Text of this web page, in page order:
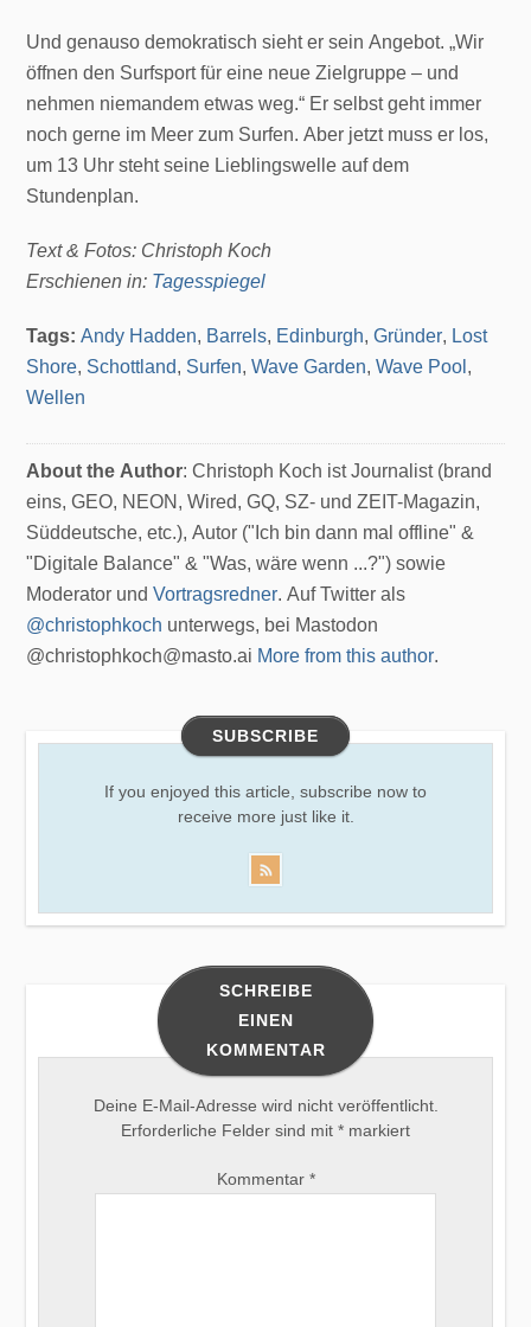
Und genauso demokratisch sieht er sein Angebot. „Wir
öffnen den Surfsport für eine neue Zielgruppe – und
nehmen niemandem etwas weg.“ Er selbst geht immer
noch gerne im Meer zum Surfen. Aber jetzt muss er los,
um 13 Uhr steht seine Lieblingswelle auf dem
Stundenplan.
Text & Fotos: Christoph Koch
Erschienen in: Tagesspiegel
Tags:Andy Hadden, Barrels, Edinburgh,Gründer, Lost
Shore, Schottland, Surfen,Wave Garden,Wave Pool ,
Wellen
About the Author: Christoph Koch ist Journalist (brand
eins, GEO, NEON, Wired, GQ, SZ- und ZEIT-Magazin,
Süddeutsche, etc.), Autor ("Ich bin dann mal offline" &
"Digitale Balance" & "Was, wäre wenn ...?") sowie
Moderator undVortragsredner. Auf Twitter als
@christophkoch unterwegs, bei Mastodon
@christophkoch@masto.ai More from this author.
SUBSCRIBE
If you enjoyed this article, subscribe now to
receive more just like it.
SCHREIBE
EINEN
KOMMENTAR
Deine E-Mail-Adresse wird nicht veröffentlicht.
Erforderliche Felder sind mit * markiert
Kommentar *